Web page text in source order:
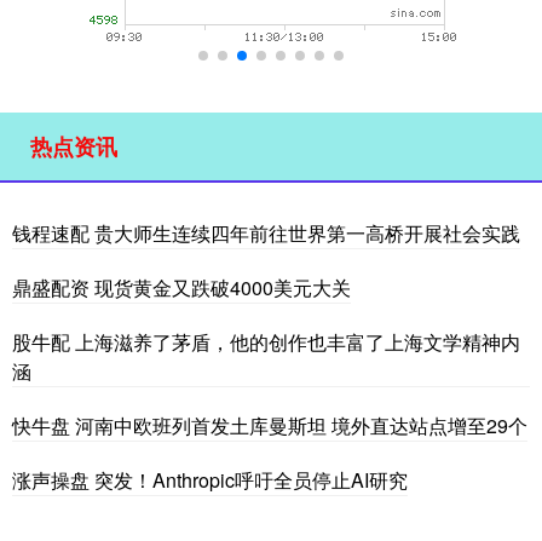
热点资讯
钱程速配 贵大师生连续四年前往世界第一高桥开展社会实践
鼎盛配资 现货黄金又跌破4000美元大关
股牛配 上海滋养了茅盾，他的创作也丰富了上海文学精神内
涵
快牛盘 河南中欧班列首发土库曼斯坦 境外直达站点增至29个
涨声操盘 突发！Anthropic呼吁全员停止AI研究